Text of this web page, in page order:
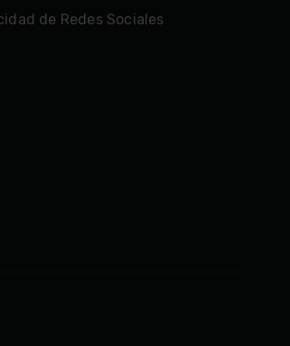
de Redes Sociales